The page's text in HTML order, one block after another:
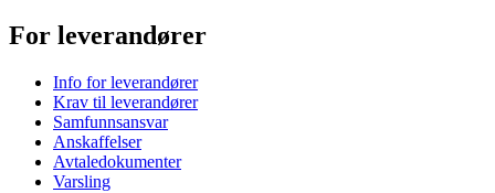
For leverandører
Info for leverandører
Krav til leverandører
Samfunnsansvar
Anskaffelser
Avtaledokumenter
Varsling